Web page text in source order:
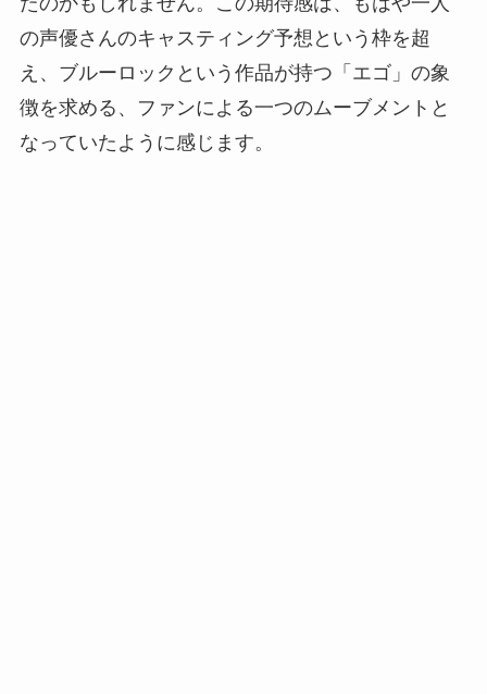
の声優さんのキャスティング予想という枠を超
え、ブルーロックという作品が持つ「エゴ」の象
徴を求める、ファンによる一つのムーブメントと
なっていたように感じます。